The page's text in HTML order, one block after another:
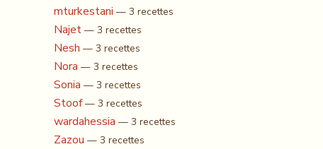
mturkestani — 3 recettes
Najet — 3 recettes
Nesh — 3 recettes
Nora — 3 recettes
Sonia — 3 recettes
Stoof — 3 recettes
wardahessia — 3 recettes
Zazou — 3 recettes